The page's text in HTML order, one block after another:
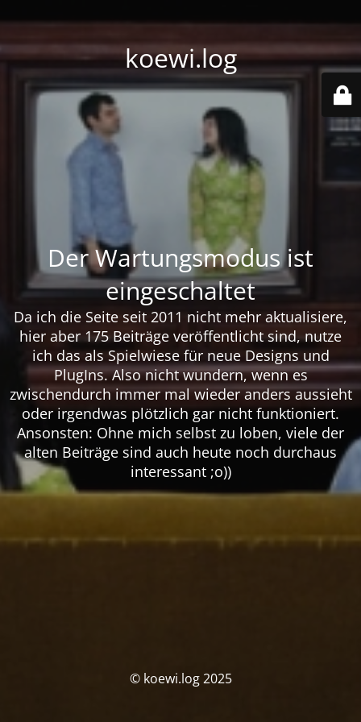
koewi.log
Der Wartungsmodus ist
eingeschaltet
Da ich die Seite seit 2011 nicht mehr aktualisiere,
hier aber 175 Beiträge veröffentlicht sind, nutze
ich das als Spielwiese für neue Designs und
PlugIns. Also nicht wundern, wenn es
zwischendurch immer mal wieder anders aussieht
oder irgendwas plötzlich gar nicht funktioniert.
Ansonsten: Ohne mich selbst zu loben, viele der
alten Beiträge sind auch heute noch durchaus
interessant ;o))
© koewi.log 2025